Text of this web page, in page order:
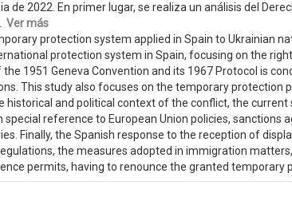
de 2022. En primer lugar, se realiza un análisis del
Ver más
protection system applied in Spain to Ukrainian
protection system in Spain, focusing on the
1951 Geneva Convention and its 1967 Protocol is
This study also focuses on the temporary protection
historical and political context of the conflict, the
reference to European Union policies, sanctions
Finally, the Spanish response to the reception of
the measures adopted in immigration
permits, having to renounce the granted temporary